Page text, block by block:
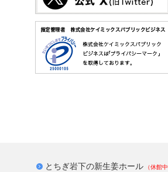
とちぎ岩下の新生姜ホール